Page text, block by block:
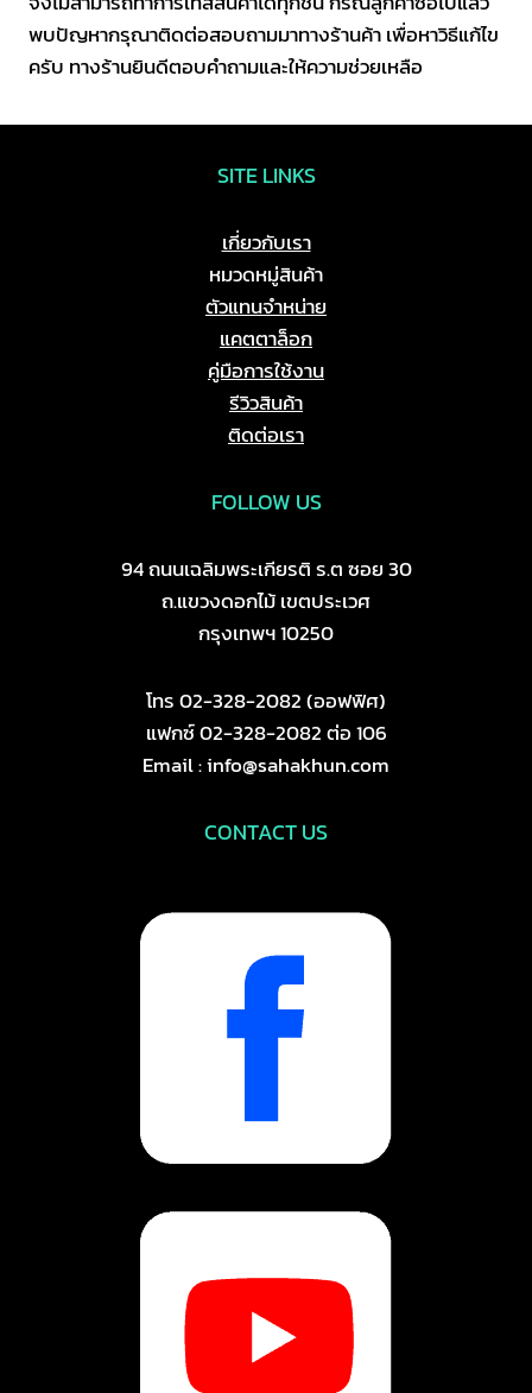
พบปัญหากรุณาติดต่อสอบถามมาทางร้านค้า เพื่อหาวิธีแก้ไข
ครับ ทางร้านยินดีตอบคำถามและให้ความช่วยเหลือ
SITE LINKS
เกี่ยวกับเรา
หมวดหมู่สินค้า
ตัวแทนจำหน่าย
แคตตาล็อก
คู่มือการใช้งาน
รีวิวสินค้า
ติดต่อเรา
FOLLOW US
94 ถนนเฉลิมพระเกียรติ ร.ต ซอย 30
ถ.แขวงดอกไม้ เขตประเวศ
กรุงเทพฯ 10250
โทร 02-328-2082 (ออฟฟิศ)
แฟกซ์ 02-328-2082 ต่อ 106
Email : info@sahakhun.com
CONTACT US